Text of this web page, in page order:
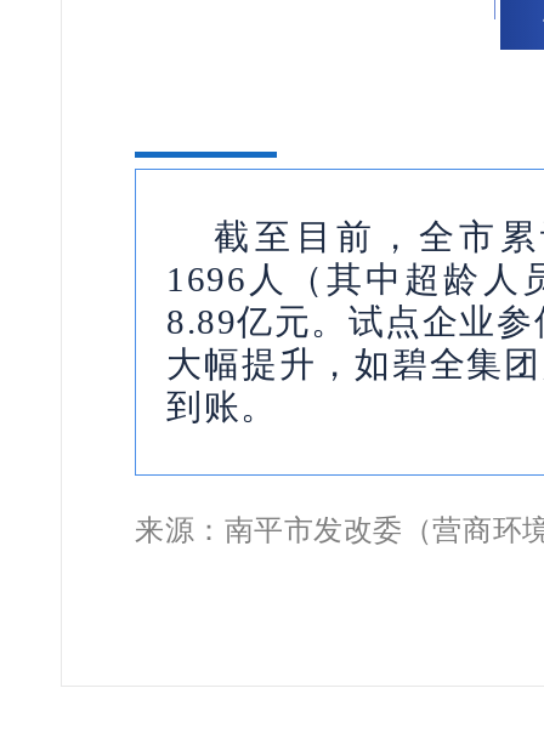
截至目前，全市
1696人（其中超龄人
8.89亿元。试点企业
大幅提升，如碧全集
到账。
来源：南平市发改委（营商环